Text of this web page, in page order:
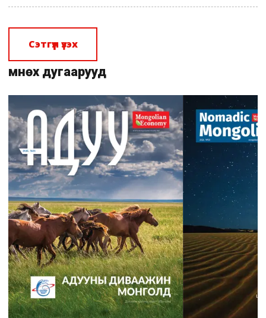
Сэтгүүл үзэх
Өмнөх дугаарууд